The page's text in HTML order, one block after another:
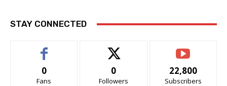
STAY CONNECTED
0
Fans
0
Followers
22,800
Subscribers